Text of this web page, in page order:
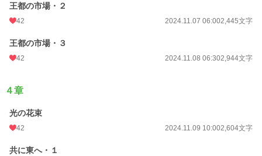
王都の市場・２
42 2024.11.07 06:002,445文字
王都の市場・３
42 2024.11.08 06:302,944文字
４章
光の花束
42 2024.11.09 10:002,604文字
共に東へ・１